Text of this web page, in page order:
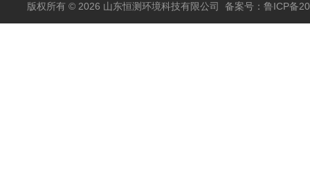
版权所有 © 2026 山东恒测环境科技有限公司 备案号：鲁ICP备